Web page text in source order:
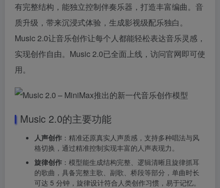
有完整结构，能独立控制伴奏乐器，打造丰富编曲。音
质升级，带来沉浸式体验，生成影视级配乐独白。
Music 2.0让音乐创作让每个人都能轻松表达音乐灵感，
实现创作自由。Music 2.0已全面上线，访问官网即可使
用。
Music 2.0的主要功能
人声创作 ：精准还原真实人声质感，支持多种唱法与风
格切换，通过精准控制实现丰富的人声表现力。
旋律创作 ：模型能生成结构完整、逻辑清晰且旋律抓耳
的歌曲，具备完整主歌、副歌、桥段等部分，单曲时长
可达 5 分钟，旋律设计符合人类创作习惯，易于记忆。